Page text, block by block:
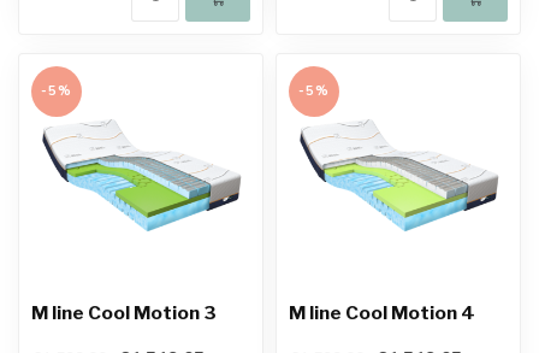
-5%
M line Cool Motion 3
-5%
M line Cool Motion 4